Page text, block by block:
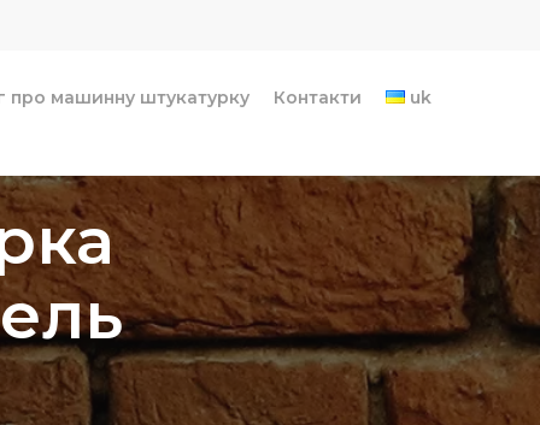
про машинну штукатурку Контакти uk